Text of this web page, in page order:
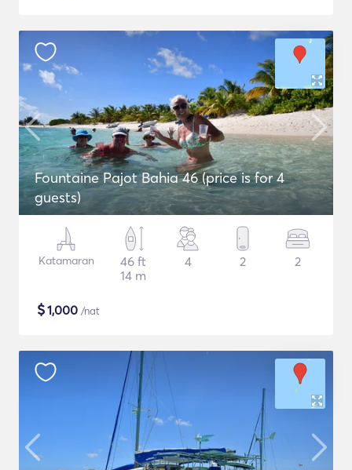
Fountaine Pajot Bahia 46 (price is for 4
guests)
Katamaran
46 ft
14 m
4 2 2
$1,000 /nat